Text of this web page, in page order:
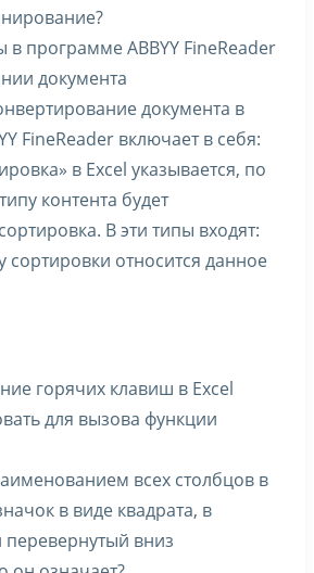
в программе ABBYY FineReader
документа
документа в
FineReader включает в себя:
в Excel указывается, по
контента будет
В эти типы входят:
сортировки относится данное
горячих клавиш в Excel
для вызова функции
всех столбцов в
в виде квадрата, в
вниз